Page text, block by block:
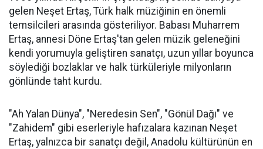
gelen Neşet Ertaş, Türk halk müziğinin en önemli
temsilcileri arasında gösteriliyor. Babası Muharrem
Ertaş, annesi Döne Ertaş'tan gelen müzik geleneğini
kendi yorumuyla geliştiren sanatçı, uzun yıllar boyunca
söylediği bozlaklar ve halk türküleriyle milyonların
gönlünde taht kurdu.
"Ah Yalan Dünya", "Neredesin Sen", "Gönül Dağı" ve
"Zahidem" gibi eserleriyle hafızalara kazınan Neşet
Ertaş, yalnızca bir sanatçı değil, Anadolu kültürünün en